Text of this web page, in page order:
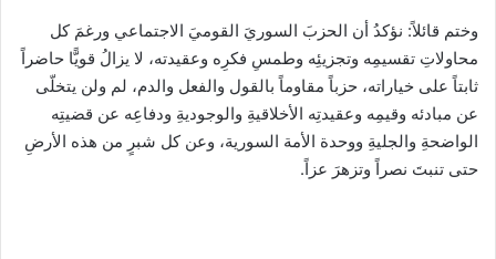
وختم قائلاً: نؤكدُ أن الحزبَ السوريَ القوميَ الاجتماعي ورغمَ كل
محاولاتِ تقسيمِه وتجزيئِه وطمسِ فكرِه وعقيدته، لا يزالُ قويًّا حاضراً
ثابتاً على خياراته، حزباً مقاوماً بالقول والفعل والدم، لم ولن يتخلّى
عن مبادئه وقيمِه وعقيدتِه الأخلاقيةِ والوجوديةِ ودفاعِه عن قضيتِه
الواضحةِ والجليةِ ووحدة الأمة السورية، وعن كل شبرٍ من هذه الأرضِ
حتى تنبتَ نصراً وتزهرَ عزاً.